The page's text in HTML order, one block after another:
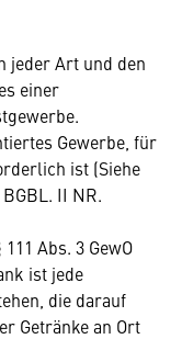
jeder Art und den
einer
Gewerbe, für
ist (Siehe
II NR.
Abs. 3 GewO
ist jede
die darauf
Getränke an Ort